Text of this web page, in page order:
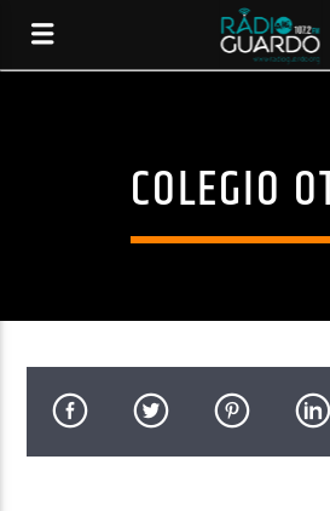
CANCIÓN ACTUAL
COLEGIO